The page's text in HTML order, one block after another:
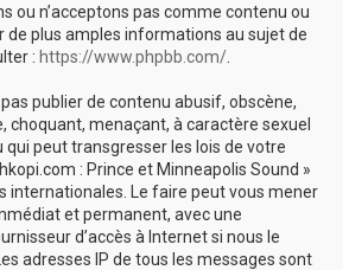
ou n’acceptons pas comme contenu ou
de plus amples informations au sujet de
: https://www.phpbb.com/
publier de contenu abusif, obscène,
choquant, menaçant, à caractère sexuel
peut transgresser les lois de votre
: Prince et Minneapolis Sound »
internationales. Le faire peut vous mener
et permanent, avec une
d’accès à Internet si nous le
adresses IP de tous les messages sont